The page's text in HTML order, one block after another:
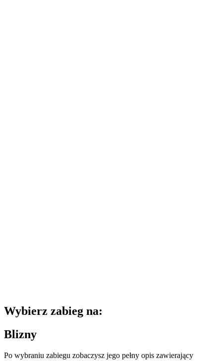
Wybierz zabieg na:
Blizny
Po wybraniu zabiegu zobaczysz jego pełny opis zawierający